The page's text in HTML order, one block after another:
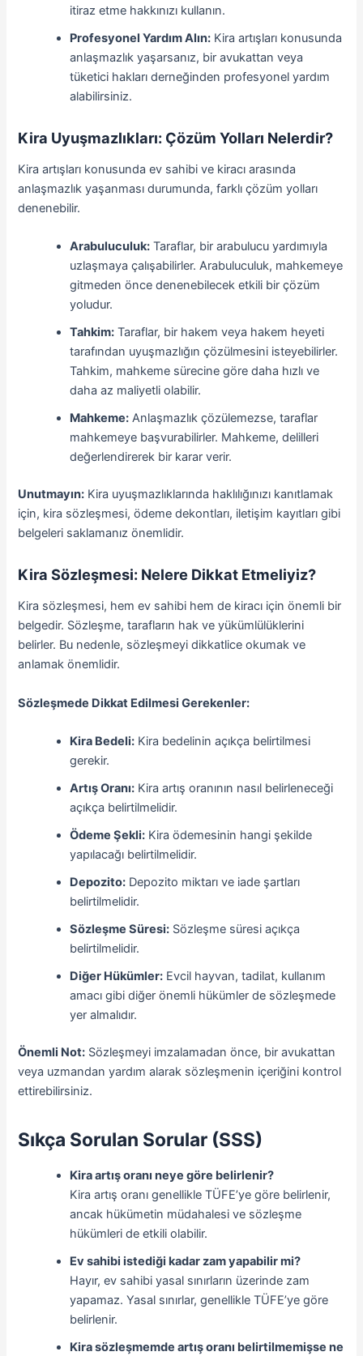
itiraz etme hakkınızı kullanın.
Profesyonel Yardım Alın: Kira artışları konusunda
anlaşmazlık yaşarsanız, bir avukattan veya
tüketici hakları derneğinden profesyonel yardım
alabilirsiniz.
Kira Uyuşmazlıkları: Çözüm Yolları Nelerdir?
Kira artışları konusunda ev sahibi ve kiracı arasında
anlaşmazlık yaşanması durumunda, farklı çözüm yolları
denenebilir.
Arabuluculuk: Taraflar, bir arabulucu yardımıyla
uzlaşmaya çalışabilirler. Arabuluculuk, mahkemeye
gitmeden önce denenebilecek etkili bir çözüm
yoludur.
Tahkim: Taraflar, bir hakem veya hakem heyeti
tarafından uyuşmazlığın çözülmesini isteyebilirler.
Tahkim, mahkeme sürecine göre daha hızlı ve
daha az maliyetli olabilir.
Mahkeme: Anlaşmazlık çözülemezse, taraflar
mahkemeye başvurabilirler. Mahkeme, delilleri
değerlendirerek bir karar verir.
Unutmayın: Kira uyuşmazlıklarında haklılığınızı kanıtlamak
için, kira sözleşmesi, ödeme dekontları, iletişim kayıtları gibi
belgeleri saklamanız önemlidir.
Kira Sözleşmesi: Nelere Dikkat Etmeliyiz?
Kira sözleşmesi, hem ev sahibi hem de kiracı için önemli bir
belgedir. Sözleşme, tarafların hak ve yükümlülüklerini
belirler. Bu nedenle, sözleşmeyi dikkatlice okumak ve
anlamak önemlidir.
Sözleşmede Dikkat Edilmesi Gerekenler:
Kira Bedeli: Kira bedelinin açıkça belirtilmesi
gerekir.
Artış Oranı: Kira artış oranının nasıl belirleneceği
açıkça belirtilmelidir.
Ödeme Şekli: Kira ödemesinin hangi şekilde
yapılacağı belirtilmelidir.
Depozito: Depozito miktarı ve iade şartları
belirtilmelidir.
Sözleşme Süresi: Sözleşme süresi açıkça
belirtilmelidir.
Diğer Hükümler: Evcil hayvan, tadilat, kullanım
amacı gibi diğer önemli hükümler de sözleşmede
yer almalıdır.
Önemli Not: Sözleşmeyi imzalamadan önce, bir avukattan
veya uzmandan yardım alarak sözleşmenin içeriğini kontrol
ettirebilirsiniz.
Sıkça Sorulan Sorular (SSS)
Kira artış oranı neye göre belirlenir?
Kira artış oranı genellikle TÜFE’ye göre belirlenir,
ancak hükümetin müdahalesi ve sözleşme
hükümleri de etkili olabilir.
Ev sahibi istediği kadar zam yapabilir mi?
Hayır, ev sahibi yasal sınırların üzerinde zam
yapamaz. Yasal sınırlar, genellikle TÜFE’ye göre
belirlenir.
Kira sözleşmemde artış oranı belirtilmemişse ne